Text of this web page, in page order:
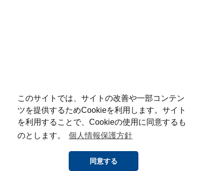
このサイトでは、サイトの改善や一部コンテン
ツを提供するためCookieを利用します。サイト
を利用することで、Cookieの使用に同意するも
のとします。
個人情報保護方針
同意する